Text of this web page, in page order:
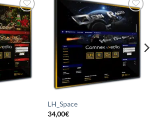
Auf die
Wunschliste
setzen
Auf die
Wunschliste
setzen
LH_Space
34,00€